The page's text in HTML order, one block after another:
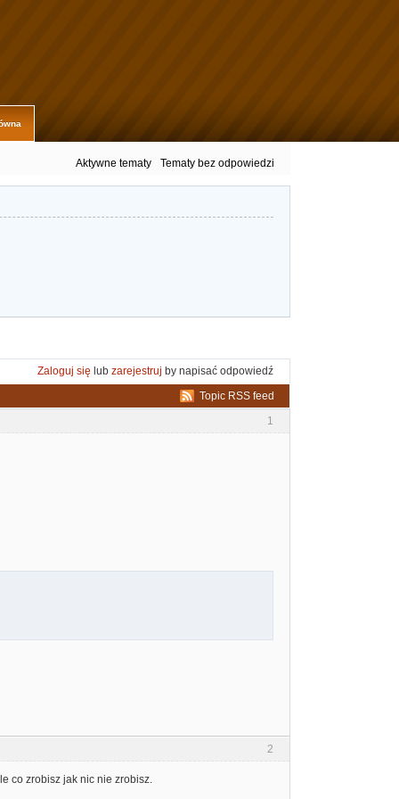
Aktywne tematy Tematy bez odpowiedzi
Zaloguj się lub zarejestruj by napisać odpowiedź
Topic RSS feed
1
2
co zrobisz jak nic nie zrobisz.